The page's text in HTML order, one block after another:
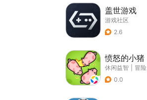
盖世游戏
游戏社区
2.6
愤怒的小猪
休闲益智 冒险
0.0